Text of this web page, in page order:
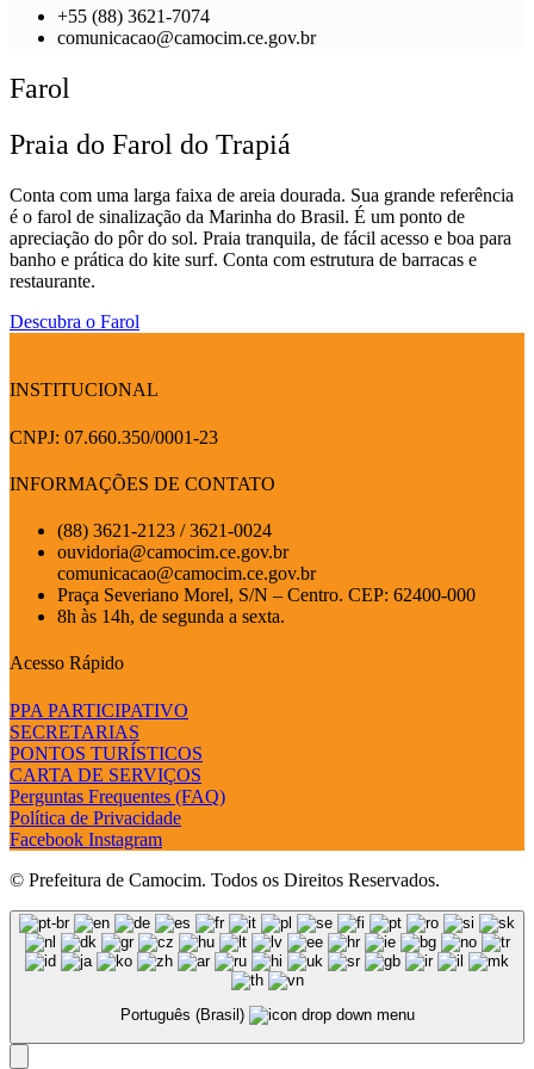
+55 (88) 3621-7074
comunicacao@camocim.ce.gov.br
Farol
Praia do Farol do Trapiá
Conta com uma larga faixa de areia dourada. Sua grande referência
é o farol de sinalização da Marinha do Brasil. É um ponto de
apreciação do pôr do sol. Praia tranquila, de fácil acesso e boa para
banho e prática do kite surf. Conta com estrutura de barracas e
restaurante.
Descubra o Farol
INSTITUCIONAL
CNPJ: 07.660.350/0001-23
INFORMAÇÕES DE CONTATO
(88) 3621-2123 / 3621-0024
ouvidoria@camocim.ce.gov.br
comunicacao@camocim.ce.gov.br
Praça Severiano Morel, S/N – Centro. CEP: 62400-000
8h às 14h, de segunda a sexta.
Acesso Rápido
PPA PARTICIPATIVO
SECRETARIAS
PONTOS TURÍSTICOS
CARTA DE SERVIÇOS
Perguntas Frequentes (FAQ)
Política de Privacidade
Facebook Instagram
© Prefeitura de Camocim. Todos os Direitos Reservados.
Português (Brasil)